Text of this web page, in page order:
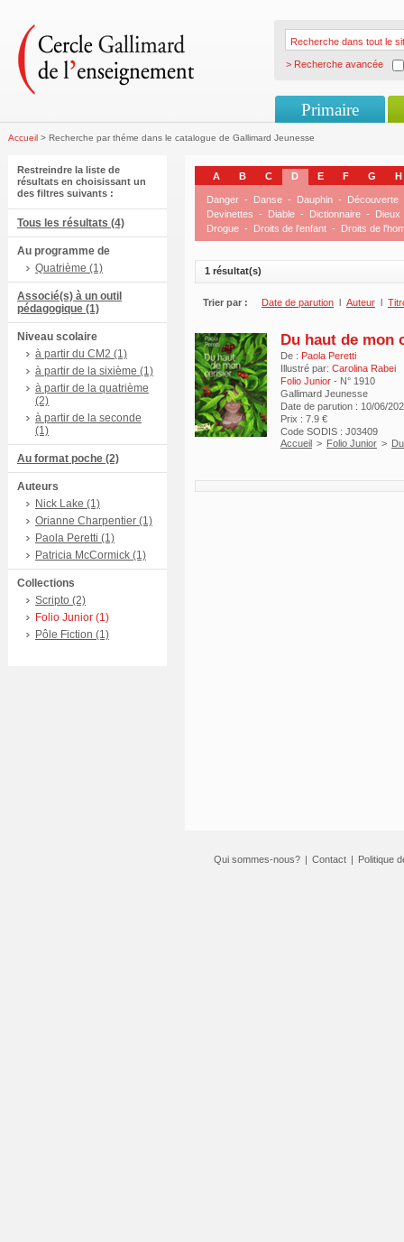
> Recherche avancée
Primaire
Accueil > Recherche par théme dans le catalogue de Gallimard Jeunesse
Restreindre la liste de
résultats en choisissant un
des filtres suivants :
Tous les résultats (4)
Au programme de
Quatrième (1)
Associé(s) à un outil
pédagogique (1)
Niveau scolaire
à partir du CM2 (1)
à partir de la sixième (1)
à partir de la quatrième
(2)
à partir de la seconde
(1)
Au format poche (2)
Auteurs
Nick Lake (1)
Orianne Charpentier (1)
Paola Peretti (1)
Patricia McCormick (1)
Collections
Scripto (2)
Folio Junior (1)
Pôle Fiction (1)
A B C D E F G H
Danger - Danse - Dauphin -
Découverte
Devinettes - Diable - Dictionnaire -
Dieux
Drogue - Droits de l'enfant - Droits de
1 résultat(s)
Trier par : Date de parution l Auteur l
Du haut de mon
De : Paola Peretti
Illustré par: Carolina Rabei
Folio Junior - N° 1910
Gallimard Jeunesse
Date de parution : 10/06/
Prix : 7.9 €
Code SODIS : J03409
Accueil > Folio Junior >
Qui sommes-nous? | Contact | Politique